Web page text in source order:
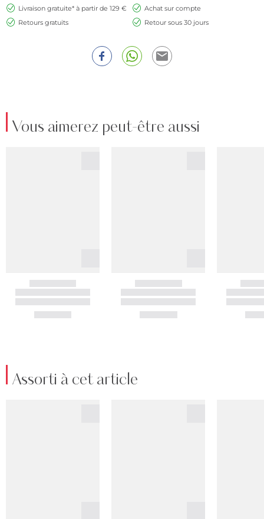
Livraison gratuite* à partir de 129 €
Achat sur compte
Retours gratuits
Retour sous 30 jours
Vous aimerez peut-être aussi
Assorti à cet article